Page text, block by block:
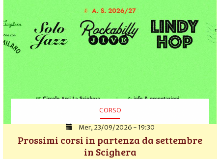
CORSO
Mer, 23/09/2026 - 19:30
Prossimi corsi in partenza da settembre
in Scighera